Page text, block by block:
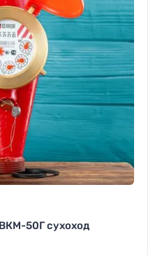
50Г сухоход